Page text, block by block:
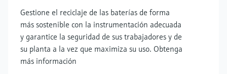
Gestione el reciclaje de las baterías de forma
más sostenible con la instrumentación adecuada
y garantice la seguridad de sus trabajadores y de
su planta a la vez que maximiza su uso. Obtenga
más información